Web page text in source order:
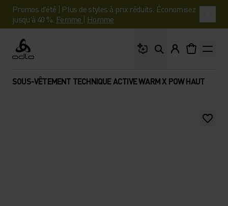
Promos d'été | Plus de styles à prix réduits. Économisez
jusqu'à 40 %. Femme | Homme
Odlo
SOUS-VÊTEMENT TECHNIQUE ACTIVE WARM X POW HAUT